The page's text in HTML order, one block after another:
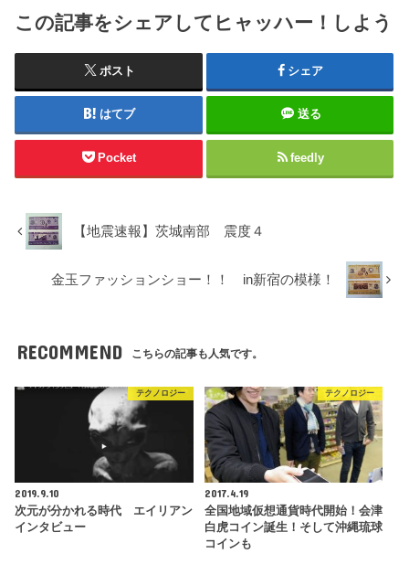
この記事をシェアしてヒャッハー！しよう
ポスト シェア
はてブ 送る
Pocket feedly
【地震速報】茨城南部 震度４
金玉ファッションショー！！ in新宿の模様！
RECOMMEND こちらの記事も人気です。
テクノロジー
2019.9.10
次元が分かれる時代 エイリアン
インタビュー
テクノロジー
2017.4.19
全国地域仮想通貨時代開始！会津
白虎コイン誕生！そして沖縄琉球
コインも